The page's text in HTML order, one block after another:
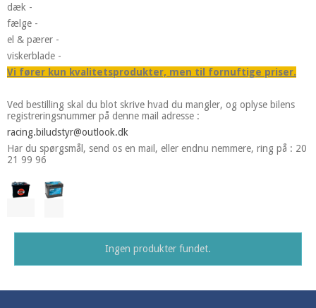
dæk -
fælge -
el & pærer -
viskerblade -
Vi fører kun kvalitetsprodukter, men til fornuftige priser.
Ved bestilling skal du blot skrive hvad du mangler, og oplyse bilens
registreringsnummer på denne mail adresse :
racing.biludstyr@outlook.dk
Har du spørgsmål, send os en mail, eller endnu nemmere, ring på : 20
21 99 96
Ingen produkter fundet.